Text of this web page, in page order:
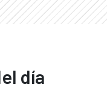
día